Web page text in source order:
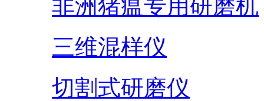
非洲猪瘟专用研磨机
三维混样仪
切割式研磨仪